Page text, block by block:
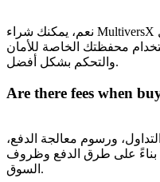
نعم، يمكنك شراء MultiversX مباشرة على منصة مثل Bitrue بدون
محفظتك الخاصة للأمان
والتحكم بشكل أفضل.
Are there fees when
ورسوم معالجة الدفع،
بناءً على طرق الدفع وظروف
السوق.